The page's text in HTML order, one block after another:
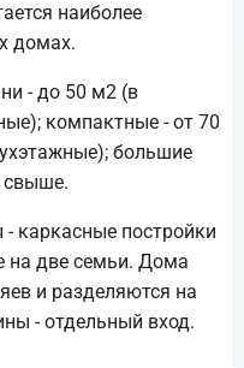
наиболее
домах.
- до 50 м2 (в
компактные - от 70
большие
свыше.
каркасные постройки
на две семьи. Дома
и разделяются на
- отдельный вход.